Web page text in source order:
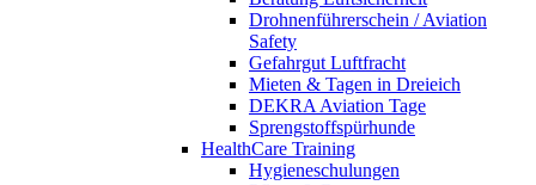
Drohnenführerschein / Aviation
Safety
Gefahrgut Luftfracht
Mieten & Tagen in Dreieich
DEKRA Aviation Tage
Sprengstoffspürhunde
HealthCare Training
Hygieneschulungen